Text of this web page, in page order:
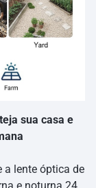
sua casa e
a lente óptica de
e noturna 24